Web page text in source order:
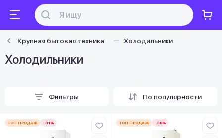
Крупная бытовая техника Холодильники
Холодильники
Фильтры По популярности
ТОП ПРОДАЖ -31% ТОП ПРОДАЖ -30%